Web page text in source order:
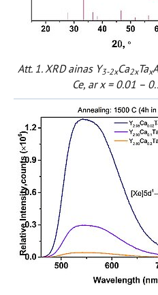
Att. 1. XRD ainas Y3-2xCa2xTax
Ce, ar x = 0.01 –